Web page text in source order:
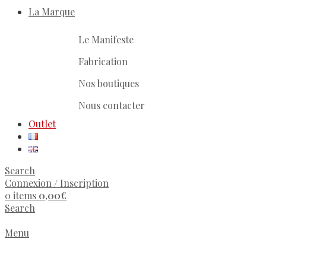
La Marque
Le Manifeste
Fabrication
Nos boutiques
Nous contacter
Outlet
Search
Connexion / Inscription
0 items 0,00€
Search
Menu